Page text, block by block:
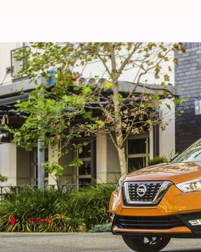
निसान की इस SUV पर
लेखन मोना दीक्षित Nov 09, 2020 11:57 am
क्या है खबर?
त्योहारी सीजन में ग्राहकों को लुभाने के
वेरिएंट और स्थान के अनुसार सभी ऑफर्स
इसके तहत फेस्टिव बोनस के साथ-साथ
जानकारी
क्या है ऑफर्स?